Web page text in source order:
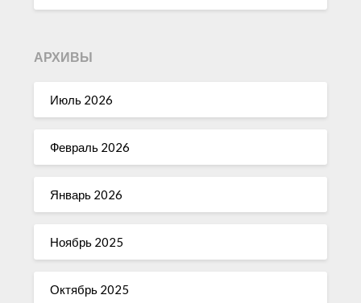
АРХИВЫ
Июль 2026
Февраль 2026
Январь 2026
Ноябрь 2025
Октябрь 2025